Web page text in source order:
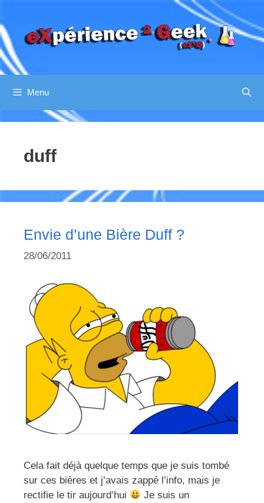
au
contenu
Menu
duff
Envie d’une Bière Duff ?
28/06/2011
Cela fait déjà quelque temps que je suis tombé
sur ces bières et j’avais zappé l’info, mais je
rectifie le tir aujourd’hui
Je suis un